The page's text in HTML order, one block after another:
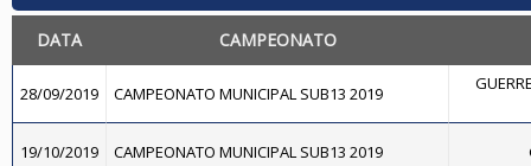
DATA CAMPEONATO
28/09/2019 CAMPEONATO MUNICIPAL SUB13 2019
19/10/2019 CAMPEONATO MUNICIPAL SUB13 2019